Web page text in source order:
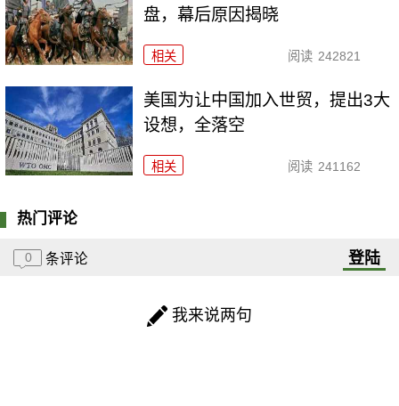
盘，幕后原因揭晓
相关 阅读 242821
美国为让中国加入世贸，提出3大
设想，全落空
相关 阅读 241162
热门评论
0 条评论 登陆
我来说两句